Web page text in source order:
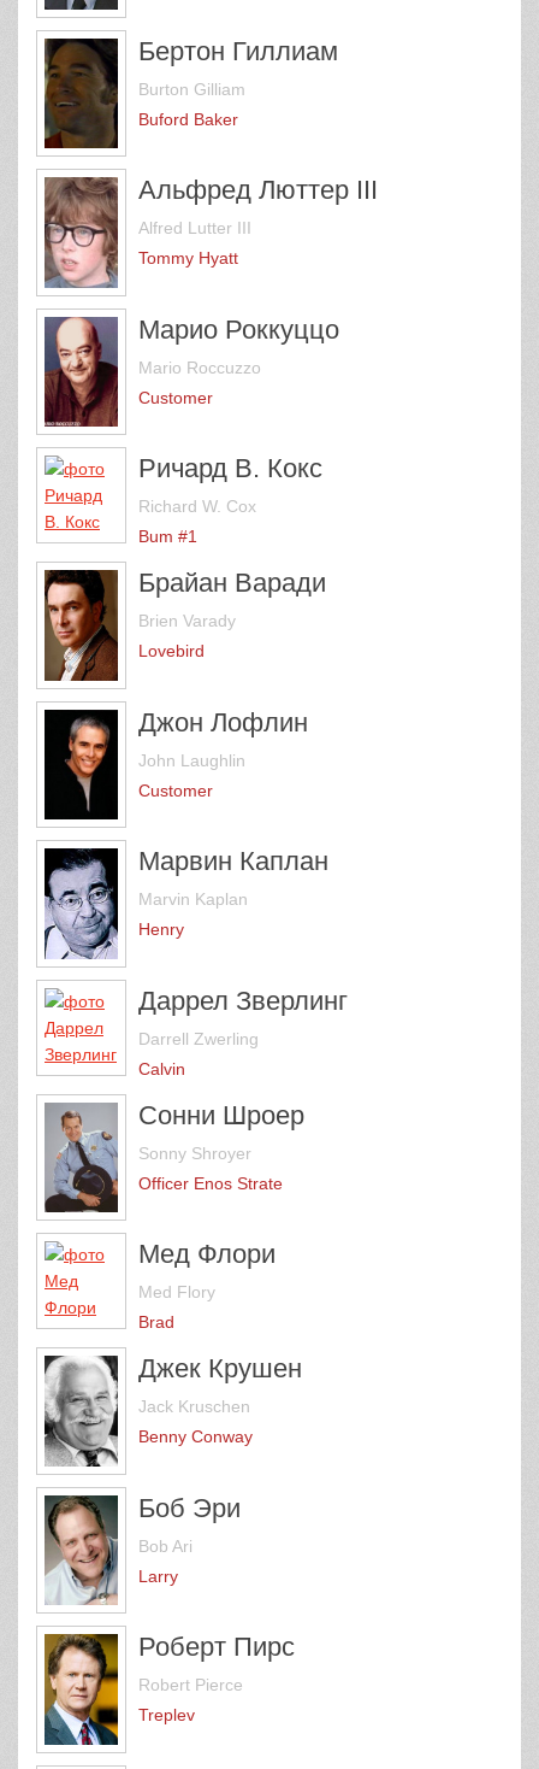
Бертон Гиллиам
Burton Gilliam
Buford Baker
Альфред Люттер III
Alfred Lutter III
Tommy Hyatt
Марио Роккуццо
Mario Roccuzzo
Customer
Ричард В. Кокс
Richard W. Cox
Bum #1
Брайан Варади
Brien Varady
Lovebird
Джон Лофлин
John Laughlin
Customer
Марвин Каплан
Marvin Kaplan
Henry
Даррел Зверлинг
Darrell Zwerling
Calvin
Сонни Шроер
Sonny Shroyer
Officer Enos Strate
Мед Флори
Med Flory
Brad
Джек Крушен
Jack Kruschen
Benny Conway
Боб Эри
Bob Ari
Larry
Роберт Пирс
Robert Pierce
Treplev